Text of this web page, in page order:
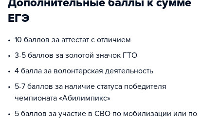
ЕГЭ
10 баллов за аттестат с отличием
3-5 баллов за золотой значок ГТО
4 балла за волонтерская деятельность
5-7 баллов за наличие статуса победителя
чемпионата «Абилимпикс»
5 баллов за участие в СВО по мобилизации или по